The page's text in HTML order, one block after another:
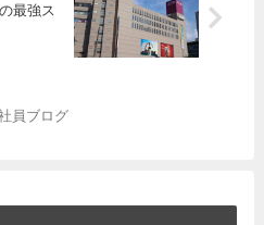
最強ス
員ブログ